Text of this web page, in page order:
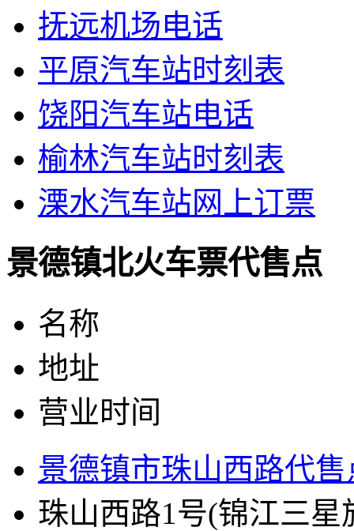
抚远机场电话
平原汽车站时刻表
饶阳汽车站电话
榆林汽车站时刻表
溧水汽车站网上订票
景德镇北火车票代售点
名称
地址
营业时间
景德镇市珠山西路代售
珠山西路1号(锦江三星